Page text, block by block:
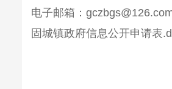
电子邮箱：
固城镇政府信息公开申请表